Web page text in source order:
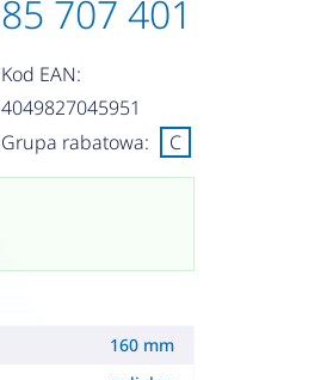
85 707 401
Kod EAN:
4049827045951
Grupa rabatowa:
C
160 mm